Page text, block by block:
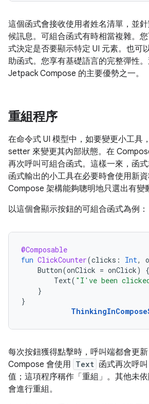
這個函式會接收使用者姓名清單，並
候訊息。可組合函式有時相當複雜。
式決定是否要顯示特定 UI 元素。也可
助函式。您享有基礎語言的完整彈性
Jetpack Compose 的主要優勢之一。
重組程序
在命令式 UI 模型中，如要變更小工具
setter 來變更其內部狀態。在
再次呼叫可組合函式。這樣一來，函式
函式輸出的小工具在必要時會使用新資
Compose 架構能夠聰明地只選出有變
以這個會顯示按鈕的可組合函式為例：
@Composable
fun ClickCounter(clicks : Int,
Button(onClick = onClick)
{
Text( "I've been
}
}
每次按鈕獲得點擊時，呼叫端都會更新
Compose 會使用 Text 函式再次呼
值；這項程序稱作「重組」 。其他未
會進行重組。